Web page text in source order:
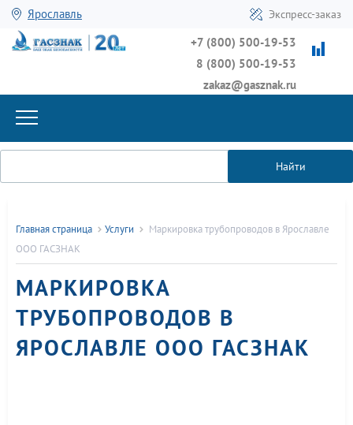
Ярославль Экспресс-заказ
+7 (800) 500-19-53
8 (800) 500-19-53
zakaz@gasznak.ru
Найти
Главная страница Услуги
Маркировка трубопроводов в Ярославле
ООО ГАСЗНАК
МАРКИРОВКА
ТРУБОПРОВОДОВ В
ЯРОСЛАВЛЕ ООО ГАСЗНАК